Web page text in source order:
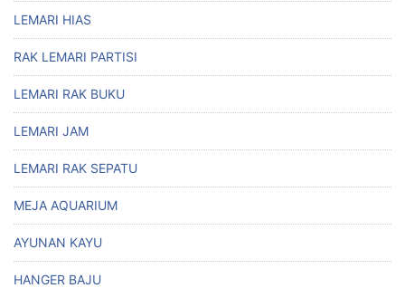
LEMARI HIAS
RAK LEMARI PARTISI
LEMARI RAK BUKU
LEMARI JAM
LEMARI RAK SEPATU
MEJA AQUARIUM
AYUNAN KAYU
HANGER BAJU